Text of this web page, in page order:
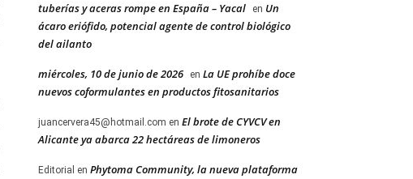
tuberías y aceras rompe en España – Yacal
en Un
ácaro eriófido, potencial agente de control biológico
del ailanto
miércoles, 10 de junio de 2026 en La UE prohíbe doce
nuevos coformulantes en productos fitosanitarios
juancervera45@hotmail.com en El brote de CYVCV en
Alicante ya abarca 22 hectáreas de limoneros
Editorial en Phytoma Community, la nueva plataforma